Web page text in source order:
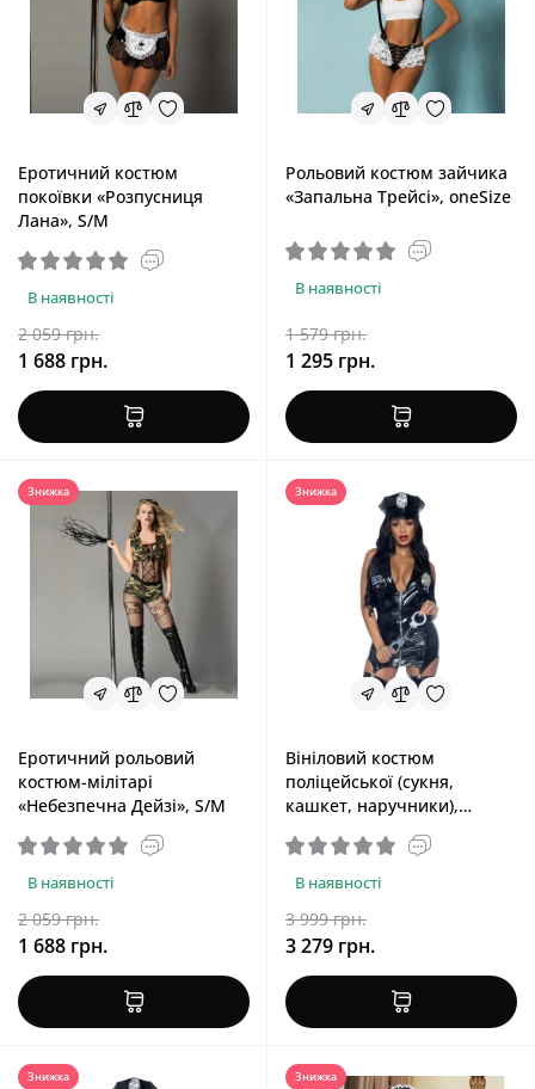
Еротичний костюм
покоївки «Розпусниця
Лана», S/M
В наявності
2 059 грн.
1 688 грн.
Рольовий костюм зайчика
«Запальна Трейсі», oneSize
В наявності
1 579 грн.
1 295 грн.
Знижка
Еротичний рольовий
костюм-мілітарі
«Небезпечна Дейзі», S/M
В наявності
2 059 грн.
1 688 грн.
Знижка
Вініловий костюм
поліцейської (сукня,
кашкет, наручники),
чорний Leg Avenue Vinyl
Naughty Cop Black, M
В наявності
3 999 грн.
3 279 грн.
Знижка Знижка